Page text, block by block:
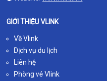
GIỚI THIỆU VLINK
Về Vlink
Dịch vụ du lịch
Liên hệ
Phòng vé Vlink